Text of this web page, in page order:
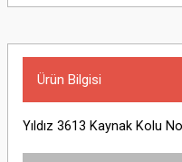
Ürün Bilgisi
Yıldız 3613 Kaynak Kolu